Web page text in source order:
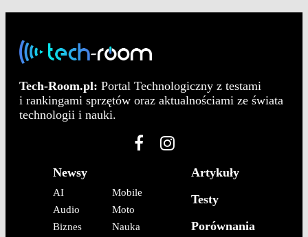
Tech-Room.pl: Portal Technologiczny z testami
i rankingami sprzętów oraz aktualnościami ze świata
technologii i nauki.
Newsy
AI
Audio
Biznes
Mobile
Moto
Nauka
Artykuły
Testy
Porównania